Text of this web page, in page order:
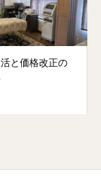
と価格改正の